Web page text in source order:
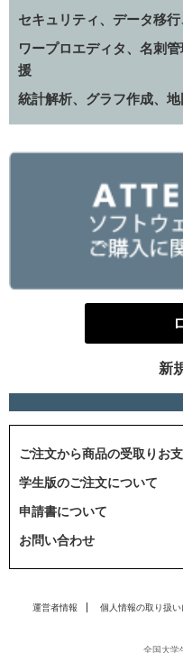
セキュリティ、データ移
ワープロエディタ、名刺
援
統計解析、グラフ作成、
新
ご注文から商品の受取りお
学生版のご注文について
申請書について
お問い合わせ
運営者情報 個人情報の取り扱い
全国大学